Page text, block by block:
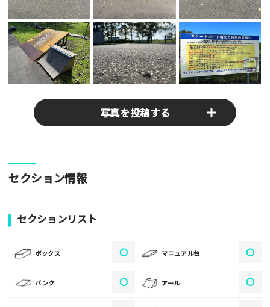
写真を投稿する
パークやスポットの写真をぜひお送りください！あなたの写真
がみんなの参考となります！
[text photo1alt placeholder "写真の解説※任意]
写真
セクション情報
セクションリスト
ボックス 〇 マニュアル台 〇
バンク 〇 アール 〇